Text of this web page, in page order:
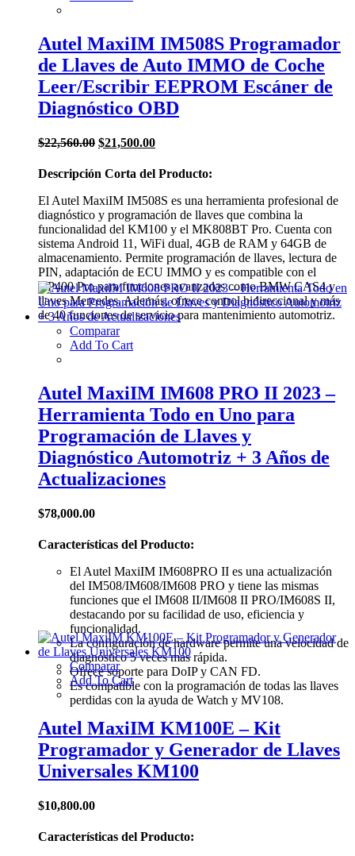
Autel MaxiIM IM508S Programador
de Llaves de Auto IMMO de Coche
Leer/Escribir EEPROM Escáner de
Diagnóstico OBD
$22,560.00 El
original
$22,560.00.
$21,500.00El
actual
$21,500.00.
Descripción Corta del Producto:
El Autel MaxiIM IM508S es una herramienta profesional de
diagnóstico y programación de llaves que combina la
funcionalidad del KM100 y el MK808BT Pro. Cuenta con
sistema Android 11, WiFi dual, 4GB de RAM y 64GB de
almacenamiento. Permite programación de llaves, lectura de
PIN, adaptación de ECU IMMO y es compatible con el
XP400 Pro para funciones avanzadas como BMW CAS4 y
llaves Mercedes. Además, ofrece control bidireccional y más
de 40 funciones de servicio para mantenimiento automotriz.
Comparar
Add To Cart
Autel MaxiIM IM608 PRO II 2023 –
Herramienta Todo en Uno para
Programación de Llaves y
Diagnóstico Automotriz + 3 Años de
Actualizaciones
$78,000.00
Características del Producto:
El Autel MaxiIM IM608PRO II es una actualización
del IM508/IM608/IM608 PRO y tiene las mismas
funciones que el IM608 II/IM608 II PRO/IM608S II,
destacando por su facilidad de uso, eficiencia y
funcionalidad.
La configuración de hardware permite una velocidad de
diagnóstico 5 veces más rápida.
Ofrece soporte para DoIP y CAN FD.
Es compatible con la programación de todas las llaves
perdidas con la ayuda de Watch y MV108.
Comparar
Add To Cart
Autel MaxiIM KM100E – Kit
Programador y Generador de Llaves
Universales KM100
$10,800.00
Características del Producto: